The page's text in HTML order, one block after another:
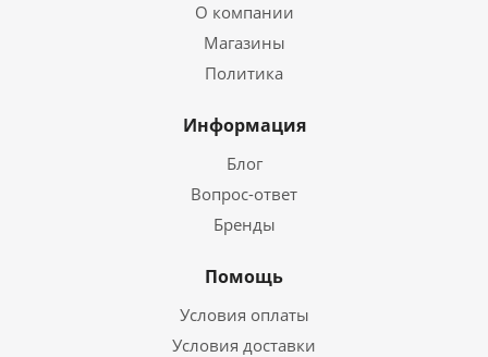
О компании
Магазины
Политика
Информация
Блог
Вопрос-ответ
Бренды
Помощь
Условия оплаты
Условия доставки